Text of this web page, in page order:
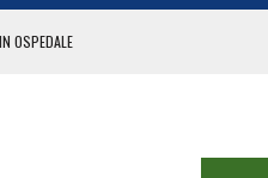
OSPEDALE